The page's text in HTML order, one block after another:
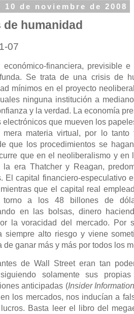
10 de noviembre de 2008
de humanidad
07
económico-financiera, previsible
Se trata de una crisis de
mínimos en el proyecto
ninguna institución a
y la verdad. La economía
electrónicos que mueven los
mera materia virtual, por lo tanto
que los procedimientos se
que en el neoliberalismo y en
la era Thatcher y Reagan,
El capital financiero-especulativo
que el capital real
a los 48 billones de
en las bolsas, dinero
la voracidad del mercado. Por
siempre alto riesgo y viene
de ganar más y más por todos los
de Wall Street eran tan
solamente sus
anticipadas (Insider
los mercados, nos inducían a
Basta leer el libro del